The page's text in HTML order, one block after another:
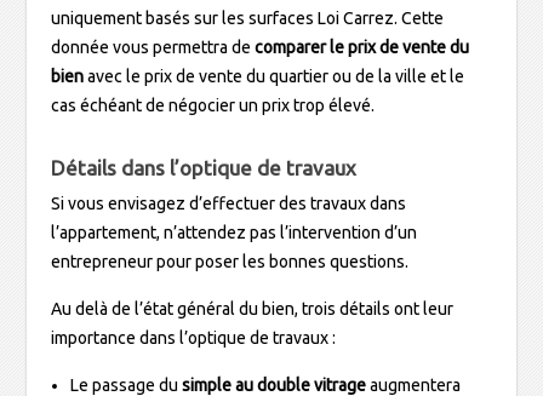
uniquement basés sur les surfaces Loi Carrez. Cette
donnée vous permettra decomparer le prix de vente du
bienavec le prix de vente du quartier ou de la ville et le
cas échéant de négocier un prix trop élevé.
Détails dans l’optique de travaux
Si vous envisagez d’effectuer des travaux dans
l’appartement, n’attendez pas l’intervention d’un
entrepreneur pour poser les bonnes questions.
Au delà de l’état général du bien, trois détails ont leur
importance dans l’optique de travaux :
Le passage dusimple au double vitrageaugmentera